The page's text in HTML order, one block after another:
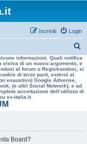
Login
Iscriviti
e
r
a
informazioni. Quali notifica
di un nuovo argomento, e
al forum o Registrandosi, si
di terze parti, esterni al
esaustivo) Google Adsense,
(e altri Social Network), e ad
accettazione dell’utilizzo di
sv-italia.it.
Board?